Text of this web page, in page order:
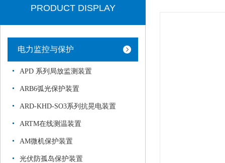
PRODUCT DISPLAY
电力监控与保护
APD 系列局放监测装置
ARB6弧光保护装置
ARD-KHD-SO3系列抗晃电装置
ARTM在线测温装置
AM微机保护装置
光伏防孤岛保护装置